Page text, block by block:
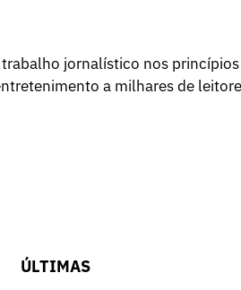
jornalístico nos princípios
a milhares de
ÚLTIMAS